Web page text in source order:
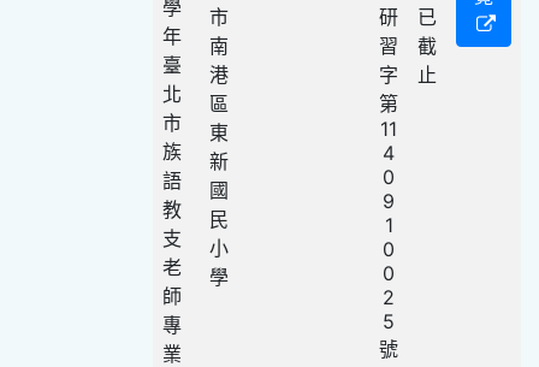
學
年
臺
北
市
族
語
教
支
老
師
專
業
市
南
港
區
東
新
國
民
小
學
研
習
字
第
11
4
0
9
1
0
0
2
5
號
已
截
止